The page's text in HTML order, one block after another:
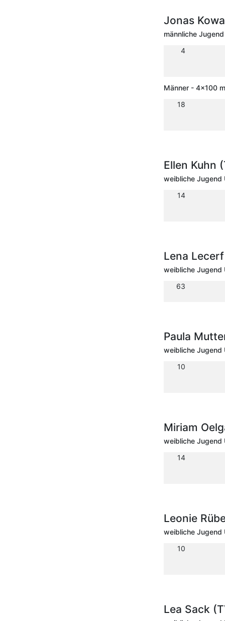
Jonas
männliche
4
Männer - 4x100
18
Ellen Kuhn
weibliche Jugend
14
Lena
weibliche Jugend
63
Paula
weibliche Jugend
10
Miriam
weibliche Jugend
14
Leonie
weibliche Jugend
10
Lea Sack